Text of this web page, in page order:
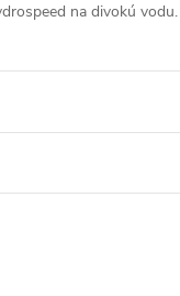
na divokú vodu.